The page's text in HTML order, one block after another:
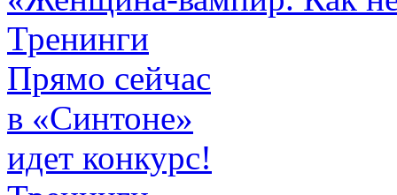
Тренинги
Прямо сейчас
в «Синтоне»
идет конкурс!